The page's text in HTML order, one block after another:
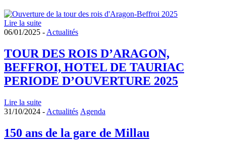
Lire la suite
06/01/2025 - Actualités
TOUR DES ROIS D’ARAGON,
BEFFROI, HOTEL DE TAURIAC
PERIODE D’OUVERTURE 2025
Lire la suite
31/10/2024 - Actualités Agenda
150 ans de la gare de Millau